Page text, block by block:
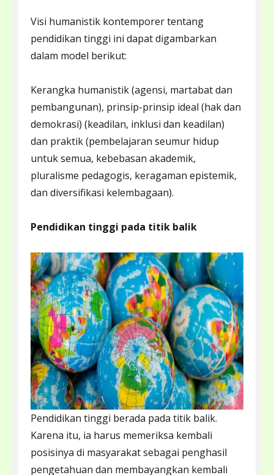
Visi humanistik kontemporer tentang
pendidikan tinggi ini dapat digambarkan
dalam model berikut:
Kerangka humanistik (agensi, martabat dan
pembangunan), prinsip-prinsip ideal (hak dan
demokrasi) (keadilan, inklusi dan keadilan)
dan praktik (pembelajaran seumur hidup
untuk semua, kebebasan akademik,
pluralisme pedagogis, keragaman epistemik,
dan diversifikasi kelembagaan).
Pendidikan tinggi pada titik balik
Pendidikan tinggi berada pada titik balik.
Karena itu, ia harus memeriksa kembali
posisinya di masyarakat sebagai penghasil
pengetahuan dan membayangkan kembali